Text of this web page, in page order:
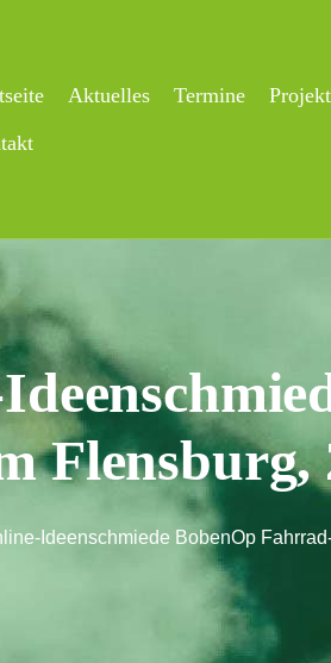
Aktuelles Termine
Flensburg,
Ideenschmiede BobenOp